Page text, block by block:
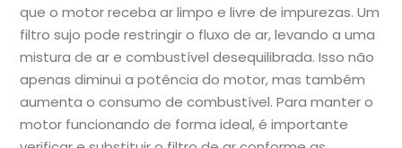
que o motor receba ar limpo e livre de impurezas. Um
filtro sujo pode restringir o fluxo de ar, levando a uma
mistura de ar e combustível desequilibrada. Isso não
apenas diminui a potência do motor, mas também
aumenta o consumo de combustível. Para manter o
motor funcionando de forma ideal, é importante